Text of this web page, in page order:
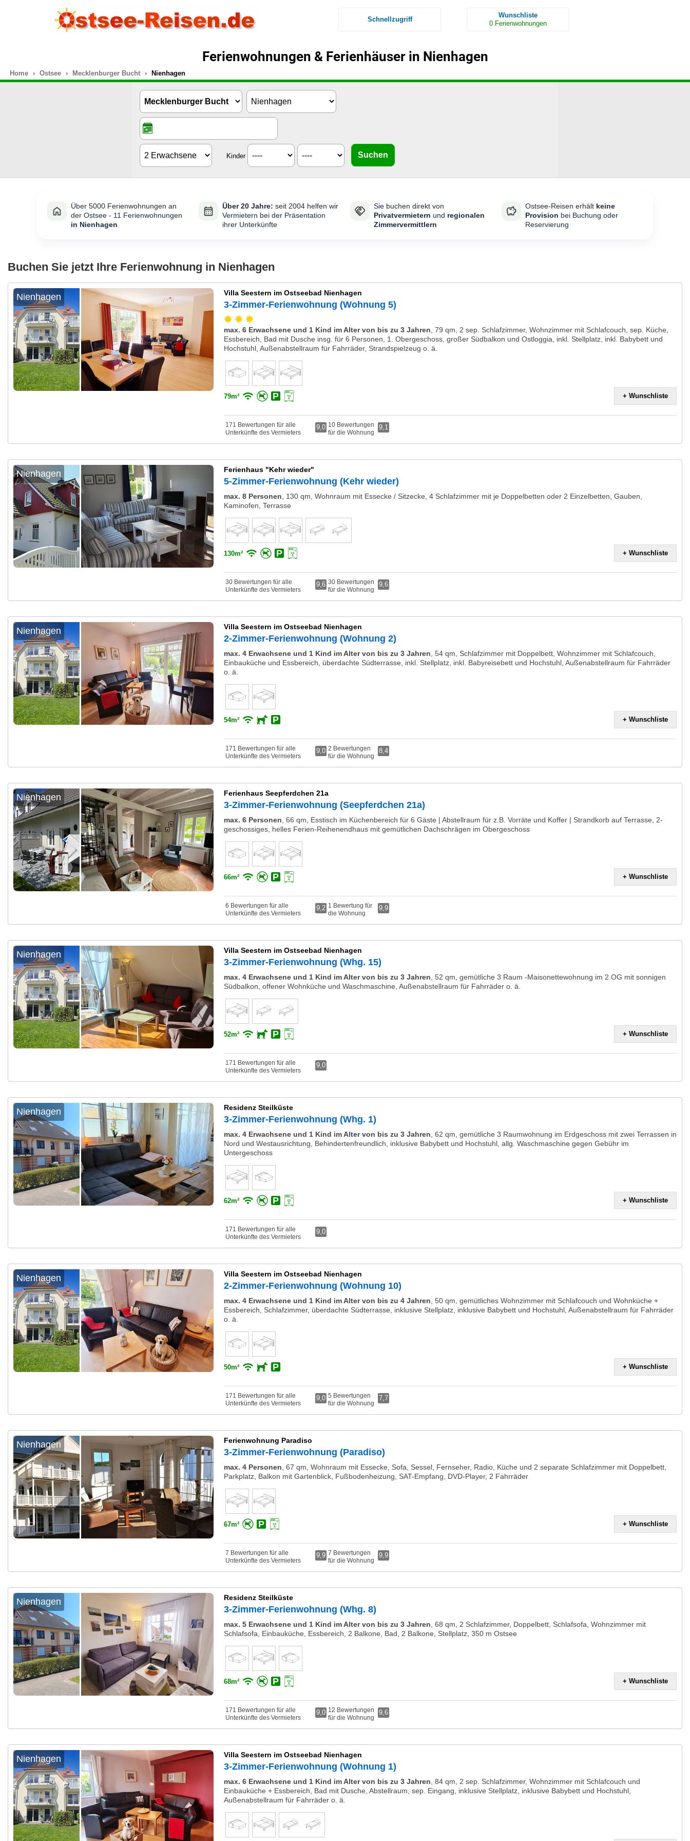
Schnellzugriff
Wunschliste
0 Ferienwohnungen
Ferienwohnungen & Ferienhäuser in Nienhagen
Home Ostsee Mecklenburger Bucht Nienhagen
Kinder
Über 5000 Ferienwohnungen an
der Ostsee - 11 Ferienwohnungen
in Nienhagen
Über 20 Jahre: seit 2004 helfen wir
Vermietern bei der Präsentation
ihrer Unterkünfte
Sie buchen direkt von
Privatvermietern und regionalen
Zimmervermittlern
Ostsee-Reisen erhält keine
Provision bei Buchung oder
Reservierung
Buchen Sie jetzt Ihre Ferienwohnung in Nienhagen
Nienhagen Villa Seestern im Ostseebad Nienhagen
3-Zimmer-Ferienwohnung (Wohnung 5)
max. 6 Erwachsene und 1 Kind im Alter von bis zu 3 Jahren, 79 qm, 2 sep. Schlafzimmer, Wohnzimmer mit Schlafcouch, sep. Küche,
Essbereich, Bad mit Dusche insg. für 6 Personen, 1. Obergeschoss, großer Südbalkon und Ostloggia, inkl. Stellplatz, inkl. Babybett und
Hochstuhl, Außenabstellraum für Fahrräder, Strandspielzeug o. ä.
79m² + Wunschliste
171 Bewertungen für alle
Unterkünfte des Vermieters
9,0 10 Bewertungen
für die Wohnung
9,1
Nienhagen Ferienhaus "Kehr wieder"
5-Zimmer-Ferienwohnung (Kehr wieder)
max. 8 Personen, 130 qm, Wohnraum mit Essecke / Sitzecke, 4 Schlafzimmer mit je Doppelbetten oder 2 Einzelbetten, Gauben,
Kaminofen, Terrasse
130m² + Wunschliste
30 Bewertungen für alle
Unterkünfte des Vermieters
9,6 30 Bewertungen
für die Wohnung
9,6
Nienhagen Villa Seestern im Ostseebad Nienhagen
2-Zimmer-Ferienwohnung (Wohnung 2)
max. 4 Erwachsene und 1 Kind im Alter von bis zu 3 Jahren, 54 qm, Schlafzimmer mit Doppelbett, Wohnzimmer mit Schlafcouch,
Einbauküche und Essbereich, überdachte Südterrasse, inkl. Stellplatz, inkl. Babyreisebett und Hochstuhl, Außenabstellraum für Fahrräder
o. ä.
54m² + Wunschliste
171 Bewertungen für alle
Unterkünfte des Vermieters
9,0 2 Bewertungen
für die Wohnung
8,4
Nienhagen Ferienhaus Seepferdchen 21a
3-Zimmer-Ferienwohnung (Seepferdchen 21a)
max. 6 Personen, 66 qm, Esstisch im Küchenbereich für 6 Gäste | Abstellraum für z.B. Vorräte und Koffer | Strandkorb auf Terrasse, 2-
geschossiges, helles Ferien-Reihenendhaus mit gemütlichen Dachschrägen im Obergeschoss
66m² + Wunschliste
6 Bewertungen für alle
Unterkünfte des Vermieters
9,2 1 Bewertung für
die Wohnung
9,9
Nienhagen Villa Seestern im Ostseebad Nienhagen
3-Zimmer-Ferienwohnung (Whg. 15)
max. 4 Erwachsene und 1 Kind im Alter von bis zu 3 Jahren, 52 qm, gemütliche 3 Raum -Maisonettewohnung im 2 OG mit sonnigen
Südbalkon, offener Wohnküche und Waschmaschine, Außenabstellraum für Fahrräder o. ä.
52m² + Wunschliste
171 Bewertungen für alle
Unterkünfte des Vermieters
9,0
Nienhagen Residenz Steilküste
3-Zimmer-Ferienwohnung (Whg. 1)
max. 4 Erwachsene und 1 Kind im Alter von bis zu 3 Jahren, 62 qm, gemütliche 3 Raumwohnung im Erdgeschoss mit zwei Terrassen in
Nord und Westausrichtung, Behindertenfreundlich, inklusive Babybett und Hochstuhl, allg. Waschmaschine gegen Gebühr im
Untergeschoss
62m² + Wunschliste
171 Bewertungen für alle
Unterkünfte des Vermieters
9,0
Nienhagen Villa Seestern im Ostseebad Nienhagen
2-Zimmer-Ferienwohnung (Wohnung 10)
max. 4 Erwachsene und 1 Kind im Alter von bis zu 4 Jahren, 50 qm, gemütliches Wohnzimmer mit Schlafcouch und Wohnküche +
Essbereich, Schlafzimmer, überdachte Südterrasse, inklusive Stellplatz, inklusive Babybett und Hochstuhl, Außenabstellraum für Fahrräder
o. ä.
50m² + Wunschliste
171 Bewertungen für alle
Unterkünfte des Vermieters
9,0 5 Bewertungen
für die Wohnung
7,7
Nienhagen Ferienwohnung Paradiso
3-Zimmer-Ferienwohnung (Paradiso)
max. 4 Personen, 67 qm, Wohnraum mit Essecke, Sofa, Sessel, Fernseher, Radio, Küche und 2 separate Schlafzimmer mit Doppelbett,
Parkplatz, Balkon mit Gartenblick, Fußbodenheizung, SAT-Empfang, DVD-Player, 2 Fahrräder
67m² + Wunschliste
7 Bewertungen für alle
Unterkünfte des Vermieters
9,9 7 Bewertungen
für die Wohnung
9,9
Nienhagen Residenz Steilküste
3-Zimmer-Ferienwohnung (Whg. 8)
max. 5 Erwachsene und 1 Kind im Alter von bis zu 3 Jahren, 68 qm, 2 Schlafzimmer, Doppelbett, Schlafsofa, Wohnzimmer mit
Schlafsofa, Einbauküche, Essbereich, 2 Balkone, Bad, 2 Balkone, Stellplatz, 350 m Ostsee
68m² + Wunschliste
171 Bewertungen für alle
Unterkünfte des Vermieters
9,0 12 Bewertungen
für die Wohnung
9,6
Nienhagen Villa Seestern im Ostseebad Nienhagen
3-Zimmer-Ferienwohnung (Wohnung 1)
max. 6 Erwachsene und 1 Kind im Alter von bis zu 3 Jahren, 84 qm, 2 sep. Schlafzimmer, Wohnzimmer mit Schlafcouch und
Einbauküche + Essbereich, Bad mit Dusche, Abstellraum, sep. Eingang, inklusive Stellplatz, inklusive Babybett und Hochstuhl,
Außenabstellraum für Fahrräder o. ä.